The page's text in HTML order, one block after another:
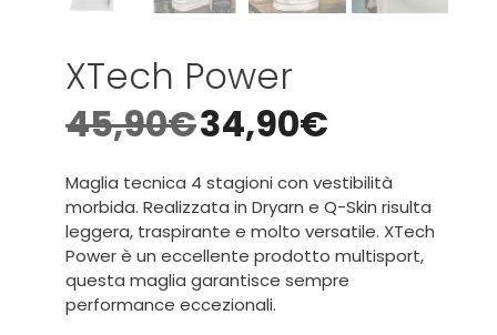
XTech Power
45,90€34,90€
Maglia tecnica 4 stagioni con vestibilità
morbida. Realizzata in Dryarn e Q-Skin risulta
leggera, traspirante e molto versatile. XTech
Power è un eccellente prodotto multisport,
questa maglia garantisce sempre
performance eccezionali.